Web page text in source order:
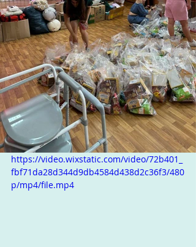
https://video.wixstatic.com/video/72b401_
fbf71da28d344d9db4584d438d2c36f3/480
p/mp4/file.mp4